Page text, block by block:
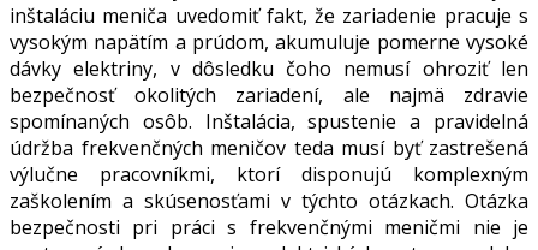
inštaláciu meniča uvedomiť fakt, že zariadenie pracuje s
vysokým napätím a prúdom, akumuluje pomerne vysoké
dávky elektriny, v dôsledku čoho nemusí ohroziť len
bezpečnosť okolitých zariadení, ale najmä zdravie
spomínaných osôb. Inštalácia, spustenie a pravidelná
údržba frekvenčných meničov teda musí byť zastrešená
výlučne pracovníkmi, ktorí disponujú komplexným
zaškolením a skúsenosťami v týchto otázkach. Otázka
bezpečnosti pri práci s frekvenčnými meničmi nie je